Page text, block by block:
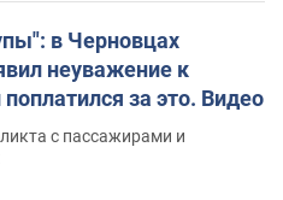
в Черновцах
неуважение к
за это. Видео
с пассажирами и